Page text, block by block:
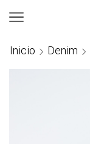
Inicio Denim